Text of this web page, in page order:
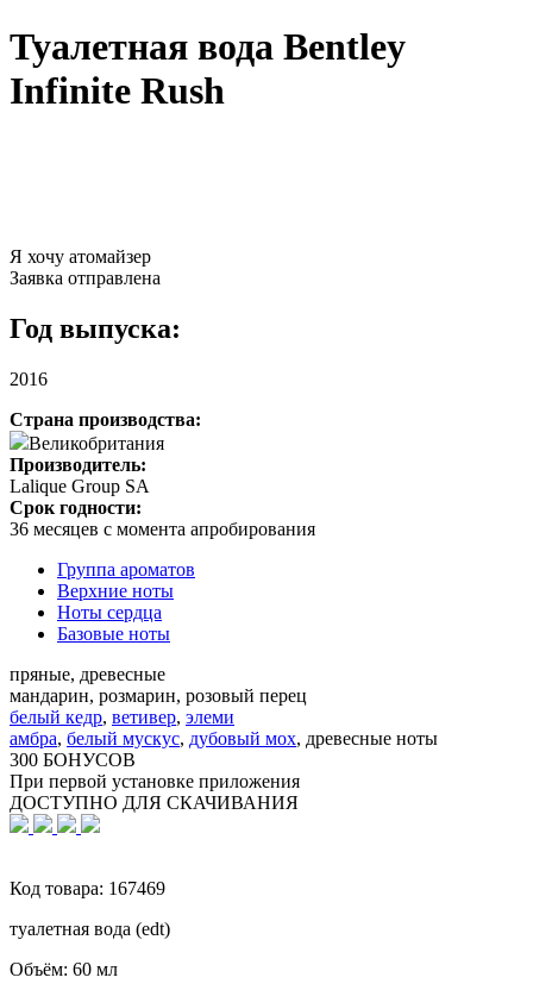
Туалетная вода Bentley
Infinite Rush
Я хочу атомайзер
Заявка отправлена
Год выпуска:
2016
Страна производства:
Великобритания
Производитель:
Lalique Group SA
Срок годности:
36 месяцев с момента апробирования
Группа ароматов
Верхние ноты
Ноты сердца
Базовые ноты
пряные, древесные
мандарин, розмарин, розовый перец
белый кедр, ветивер, элеми
амбра, белый мускус, дубовый мох, древесные ноты
300 БОНУСОВ
При первой установке приложения
ДОСТУПНО ДЛЯ СКАЧИВАНИЯ
Код товара: 167469
туалетная вода (edt)
Объём: 60 мл